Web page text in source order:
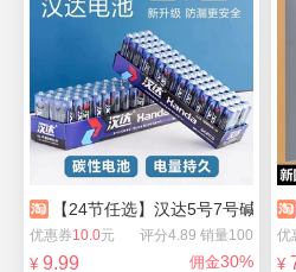
【24节任选】汉达5号7号碱性电
优惠券10.0元 评分4.89 销量100
¥ 9.99 佣金30%
优
¥